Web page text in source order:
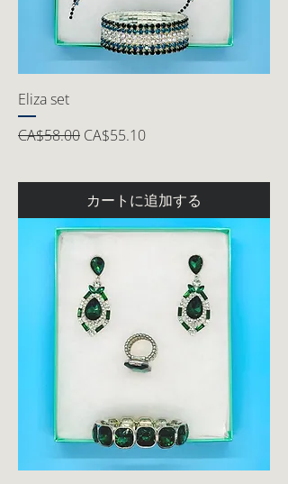
Eliza set
通常価格
CA$58.00 セール価格
CA$55.10
カートに追加する